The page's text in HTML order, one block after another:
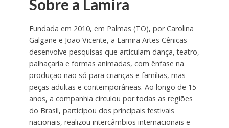
Sobre a Lamira
Fundada em 2010, em Palmas (TO), por Carolina
Galgane e João Vicente, a Lamira Artes Cênicas
desenvolve pesquisas que articulam dança, teatro,
palhaçaria e formas animadas, com ênfase na
produção não só para crianças e famílias, mas
peças adultas e contemporâneas. Ao longo de 15
anos, a companhia circulou por todas as regiões
do Brasil, participou dos principais festivais
nacionais, realizou intercâmbios internacionais e